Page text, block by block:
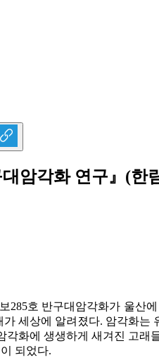
대암각화 연구』(한
285호 반구대암각화가 울
세상에 알려졌다. 암각화
화에 생생하게 새겨진 고
되었다.